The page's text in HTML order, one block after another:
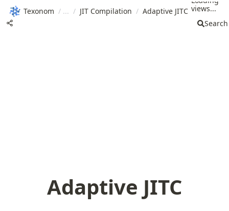
Texonom / / JIT Compilation / Adaptive JITC views...
Search
Adaptive JITC